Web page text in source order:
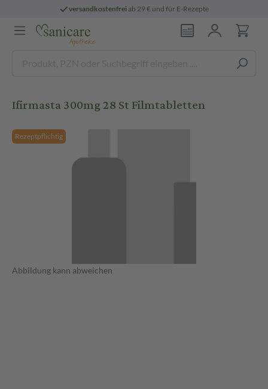
versandkostenfreiab 29 € und für E-Rezepte
Ifirmasta 300mg 28 St Filmtabletten
Rezeptpflichtig
Abbildung kann abweichen